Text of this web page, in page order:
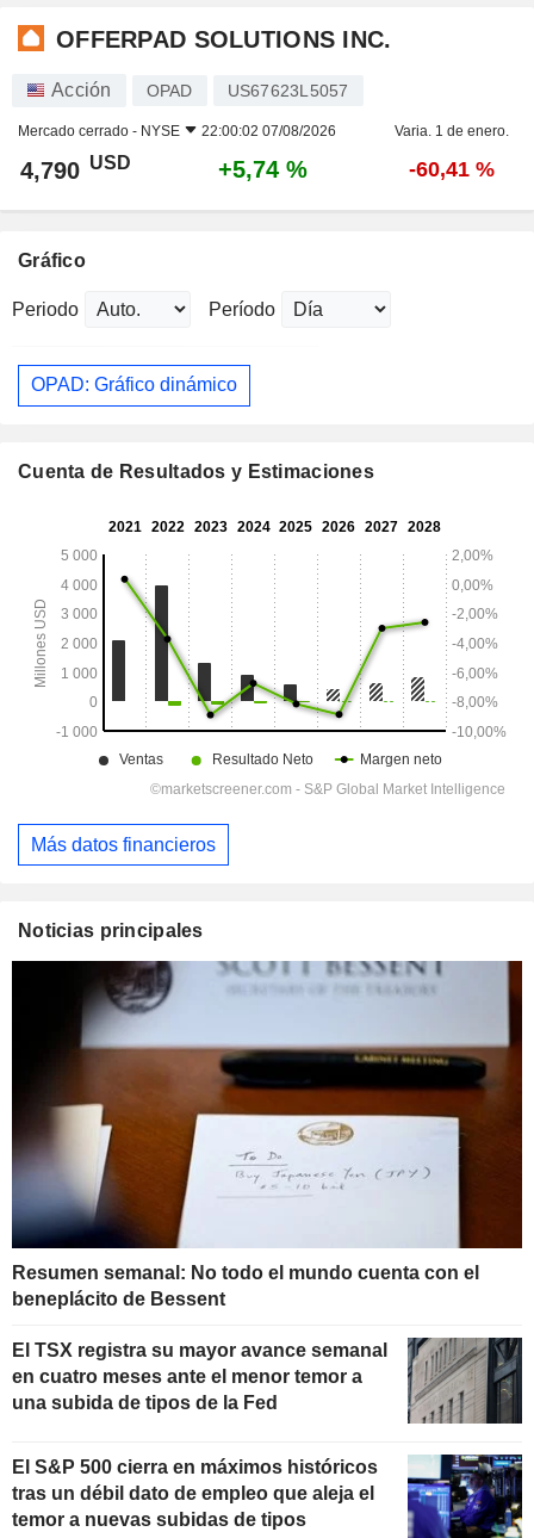
OFFERPAD SOLUTIONS INC.
Acción OPAD US67623L5057
Mercado cerrado - NYSE 22:00:02 07/08/2026 Varia. 1 de enero.
4,790 USD +5,74 % -60,41 %
Gráfico
Periodo Período
OPAD: Gráfico dinámico
Cuenta de Resultados y Estimaciones
Más datos financieros
Noticias principales
Resumen semanal: No todo el mundo cuenta con el
beneplácito de Bessent
El TSX registra su mayor avance semanal
en cuatro meses ante el menor temor a
una subida de tipos de la Fed
El S&P 500 cierra en máximos históricos
tras un débil dato de empleo que aleja el
temor a nuevas subidas de tipos